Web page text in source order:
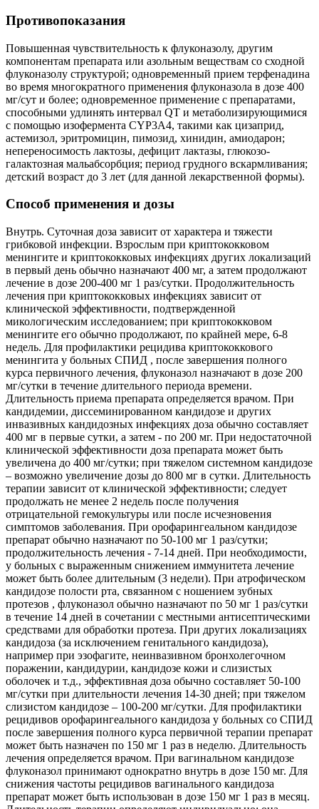
Противопоказания
Повышенная чувствительность к флуконазолу, другим
компонентам препарата или азольным веществам со сходной
флуконазолу структурой; одновременный прием терфенадина
во время многократного применения флуконазола в дозе 400
мг/сут и более; одновременное применение с препаратами,
способными удлинять интервал QT и метаболизирующимися
с помощью изофермента CYP3A4, такими как цизаприд,
астемизол, эритромицин, пимозид, хинидин, амиодарон;
непереносимость лактозы, дефицит лактазы, глюкозо-
галактозная мальабсорбция; период грудного вскармливания;
детский возраст до 3 лет (для данной лекарственной формы).
Способ применения и дозы
Внутрь. Суточная доза зависит от характера и тяжести
грибковой инфекции. Взрослым при криптококковом
менингите и криптококковых инфекциях других локализаций
в первый день обычно назначают 400 мг, а затем продолжают
лечение в дозе 200-400 мг 1 раз/сутки. Продолжительность
лечения при криптококковых инфекциях зависит от
клинической эффективности, подтвержденной
микологическим исследованием; при криптококковом
менингите его обычно продолжают, по крайней мере, 6-8
недель. Для профилактики рецидива криптококкового
менингита у больных СПИД , после завершения полного
курса первичного лечения, флуконазол назначают в дозе 200
мг/сутки в течение длительного периода времени.
Длительность приема препарата определяется врачом. При
кандидемии, диссеминированном кандидозе и других
инвазивных кандидозных инфекциях доза обычно составляет
400 мг в первые сутки, а затем - по 200 мг. При недостаточной
клинической эффективности доза препарата может быть
увеличена до 400 мг/сутки; при тяжелом системном кандидозе
– возможно увеличение дозы до 800 мг в сутки. Длительность
терапии зависит от клинической эффективности; следует
продолжать не менее 2 недель после получения
отрицательной гемокультуры или после исчезновения
симптомов заболевания. При орофарингеальном кандидозе
препарат обычно назначают по 50-100 мг 1 раз/сутки;
продолжительность лечения - 7-14 дней. При необходимости,
у больных с выраженным снижением иммунитета лечение
может быть более длительным (3 недели). При атрофическом
кандидозе полости рта, связанном с ношением зубных
протезов , флуконазол обычно назначают по 50 мг 1 раз/сутки
в течение 14 дней в сочетании с местными антисептическими
средствами для обработки протеза. При других локализациях
кандидоза (за исключением генитального кандидоза),
например при эзофагите, неинвазивном бронхолегочном
поражении, кандидурии, кандидозе кожи и слизистых
оболочек и т.д., эффективная доза обычно составляет 50-100
мг/сутки при длительности лечения 14-30 дней; при тяжелом
слизистом кандидозе – 100-200 мг/сутки. Для профилактики
рецидивов орофарингеального кандидоза у больных со СПИД
после завершения полного курса первичной терапии препарат
может быть назначен по 150 мг 1 раз в неделю. Длительность
лечения определяется врачом. При вагинальном кандидозе
флуконазол принимают однократно внутрь в дозе 150 мг. Для
снижения частоты рецидивов вагинального кандидоза
препарат может быть использован в дозе 150 мг 1 раз в месяц.